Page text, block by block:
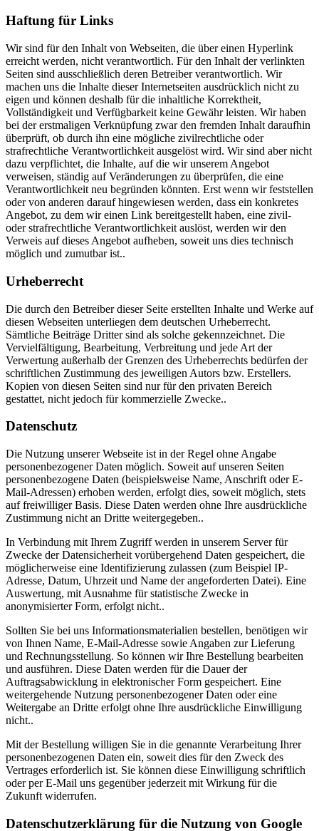
Haftung für Links
Wir sind für den Inhalt von Webseiten, die über einen Hyperlink
erreicht werden, nicht verantwortlich. Für den Inhalt der verlinkten
Seiten sind ausschließlich deren Betreiber verantwortlich. Wir
machen uns die Inhalte dieser Internetseiten ausdrücklich nicht zu
eigen und können deshalb für die inhaltliche Korrektheit,
Vollständigkeit und Verfügbarkeit keine Gewähr leisten. Wir haben
bei der erstmaligen Verknüpfung zwar den fremden Inhalt daraufhin
überprüft, ob durch ihn eine mögliche zivilrechtliche oder
strafrechtliche Verantwortlichkeit ausgelöst wird. Wir sind aber nicht
dazu verpflichtet, die Inhalte, auf die wir unserem Angebot
verweisen, ständig auf Veränderungen zu überprüfen, die eine
Verantwortlichkeit neu begründen könnten. Erst wenn wir feststellen
oder von anderen darauf hingewiesen werden, dass ein konkretes
Angebot, zu dem wir einen Link bereitgestellt haben, eine zivil-
oder strafrechtliche Verantwortlichkeit auslöst, werden wir den
Verweis auf dieses Angebot aufheben, soweit uns dies technisch
möglich und zumutbar ist..
Urheberrecht
Die durch den Betreiber dieser Seite erstellten Inhalte und Werke auf
diesen Webseiten unterliegen dem deutschen Urheberrecht.
Sämtliche Beiträge Dritter sind als solche gekennzeichnet. Die
Vervielfältigung, Bearbeitung, Verbreitung und jede Art der
Verwertung außerhalb der Grenzen des Urheberrechts bedürfen der
schriftlichen Zustimmung des jeweiligen Autors bzw. Erstellers.
Kopien von diesen Seiten sind nur für den privaten Bereich
gestattet, nicht jedoch für kommerzielle Zwecke..
Datenschutz
Die Nutzung unserer Webseite ist in der Regel ohne Angabe
personenbezogener Daten möglich. Soweit auf unseren Seiten
personenbezogene Daten (beispielsweise Name, Anschrift oder E-
Mail-Adressen) erhoben werden, erfolgt dies, soweit möglich, stets
auf freiwilliger Basis. Diese Daten werden ohne Ihre ausdrückliche
Zustimmung nicht an Dritte weitergegeben..
In Verbindung mit Ihrem Zugriff werden in unserem Server für
Zwecke der Datensicherheit vorübergehend Daten gespeichert, die
möglicherweise eine Identifizierung zulassen (zum Beispiel IP-
Adresse, Datum, Uhrzeit und Name der angeforderten Datei). Eine
Auswertung, mit Ausnahme für statistische Zwecke in
anonymisierter Form, erfolgt nicht..
Sollten Sie bei uns Informationsmaterialien bestellen, benötigen wir
von Ihnen Name, E-Mail-Adresse sowie Angaben zur Lieferung
und Rechnungsstellung. So können wir Ihre Bestellung bearbeiten
und ausführen. Diese Daten werden für die Dauer der
Auftragsabwicklung in elektronischer Form gespeichert. Eine
weitergehende Nutzung personenbezogener Daten oder eine
Weitergabe an Dritte erfolgt ohne Ihre ausdrückliche Einwilligung
nicht..
Mit der Bestellung willigen Sie in die genannte Verarbeitung Ihrer
personenbezogenen Daten ein, soweit dies für den Zweck des
Vertrages erforderlich ist. Sie können diese Einwilligung schriftlich
oder per E-Mail uns gegenüber jederzeit mit Wirkung für die
Zukunft widerrufen.
Datenschutzerklärung für die Nutzung von Google